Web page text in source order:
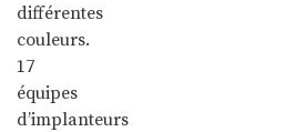
différentes
couleurs.
17
équipes
d’implanteurs